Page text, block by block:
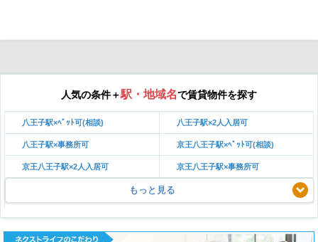
人気の条件＋駅・地域名で賃貸物件を探す
八王子駅×ﾍﾟｯﾄ可(相談) 八王子駅×2人入居可
八王子駅×事務所可 京王八王子駅×ﾍﾟｯﾄ可(相談)
京王八王子駅×2人入居可 京王八王子駅×事務所可
もっと見る